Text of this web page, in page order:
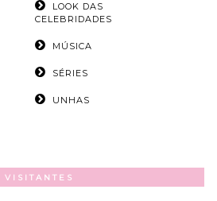
LOOK DAS
CELEBRIDADES
MÚSICA
SÉRIES
UNHAS
VISITANTES